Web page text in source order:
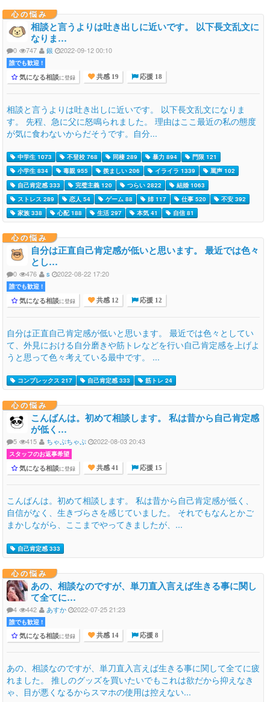
心の悩み
相談と言うよりは吐き出しに近いです。 以下長文乱文に
なりま…
0 747 銀 2022-09-12 00:10
誰でも歓迎 !
気になる相談に登録 共感 19 応援 18
相談と言うよりは吐き出しに近いです。 以下長文乱文になりま
す。 先程、急に父に怒鳴られました。 理由はここ最近の私の態度
が気に食わないからだそうです。自分...
中学生 1073 不登校 768 同棲 289 暴力 894
門限 121
小学生 834
毒親 955 羨ましい 206 イライラ 1339
罵声 102
自己肯定感 333
完璧主義 120 つらい 2822
結婚 1063
ストレス 289
恋人 54 ゲーム 88 姉 117 仕事 520
不安 392
家族 338
心配 188 生活 297 本気 41 自信 81
心の悩み
自分は正直自己肯定感が低いと思います。 最近では色々
とし…
0 476 s 2022-08-22 17:20
誰でも歓迎 !
気になる相談に登録 共感 12 応援 12
自分は正直自己肯定感が低いと思います。 最近では色々としてい
て、外見における自分磨きや筋トレなどを行い自己肯定感を上げよ
うと思って色々考えている最中です。 ...
コンプレックス 217 自己肯定感 333 筋トレ 24
心の悩み
こんばんは。初めて相談します。 私は昔から自己肯定感
が低く…
5 415 ちゃぷちゃぷ 2022-08-03 20:43
スタッフのお返事希望
気になる相談に登録 共感 41 応援 15
こんばんは。初めて相談します。 私は昔から自己肯定感が低く、
自信がなく、生きづらさを感じていました。 それでもなんとかご
まかしながら、ここまでやってきましたが、...
自己肯定感 333
心の悩み
あの、相談なのですが、単刀直入言えば生きる事に関し
て全てに…
4 442 あすか 2022-07-25 21:23
誰でも歓迎 !
気になる相談に登録 共感 14 応援 8
あの、相談なのですが、単刀直入言えば生きる事に関して全てに疲
れました。 推しのグッズを買いたいでもこれは欲だから抑えなき
ゃ、目が悪くなるからスマホの使用は控えない...